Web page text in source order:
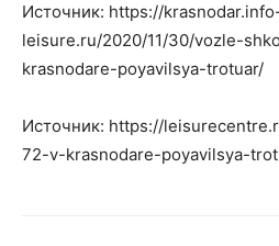
Источник: https://
leisure.ru/2020/11/30/vozle-
krasnodare-poyavilsya-trotuar/
Источник: https://
72-v-krasnodare-poyavilsya-